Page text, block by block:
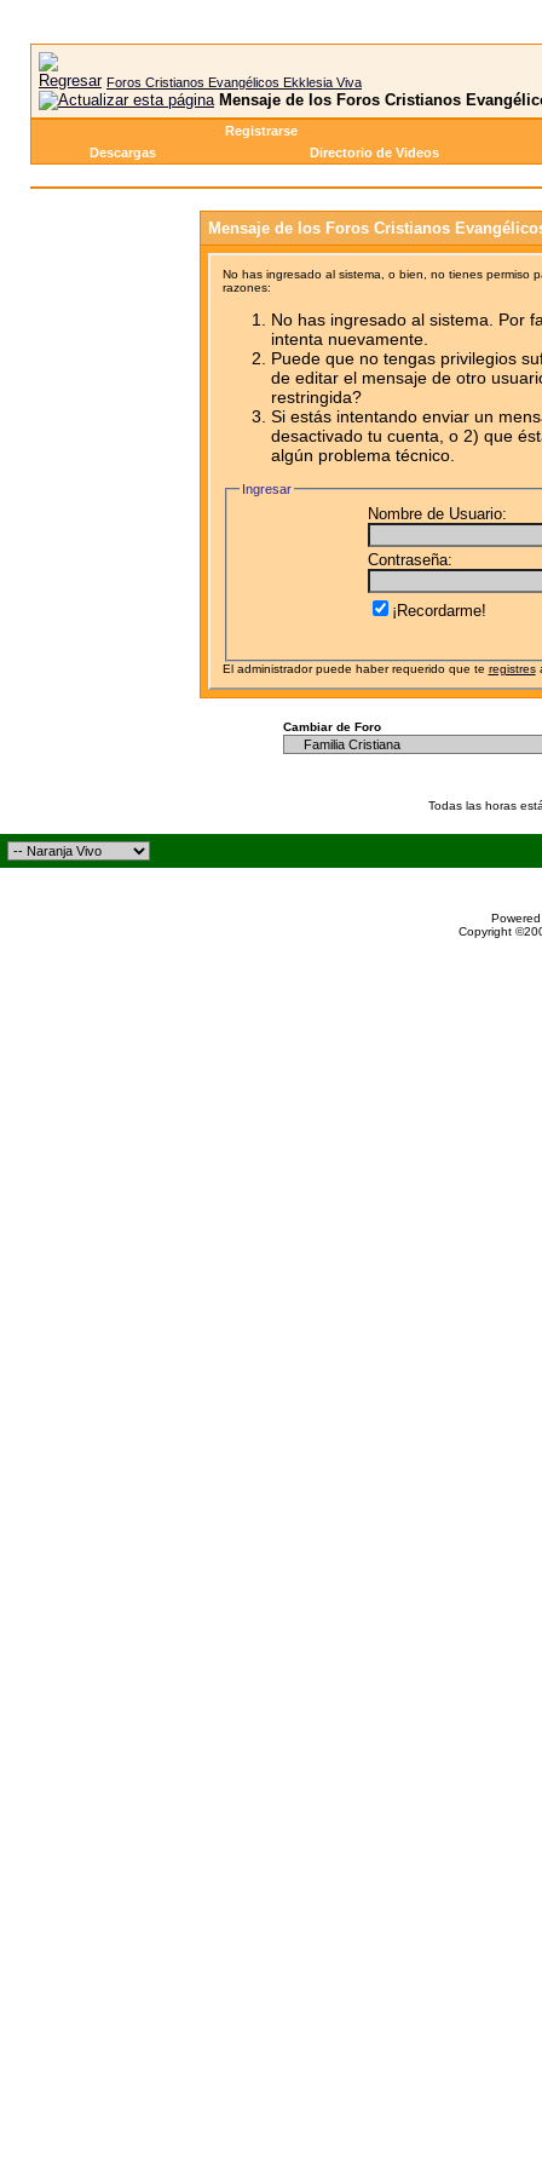
Foros Cristianos Evangélicos Ekklesia Viva
Mensaje de los Foros Cristianos
Registrarse
Descargas
Directorio de Videos
Mensaje de los Foros Cristianos
No has ingresado al sistema, o bien, no tienes permiso
razones:
No has ingresado al sistema. Por
intenta nuevamente.
Puede que no tengas privilegios
de editar el mensaje de otro
restringida?
Si estás intentando enviar un
desactivado tu cuenta, o 2) que
algún problema técnico.
Ingresar
Nombre de Usuario:
Contraseña:
¡Recordarme!
El administrador puede haber requerido que te registres
Cambiar de Foro
Todas las horas
Copyright